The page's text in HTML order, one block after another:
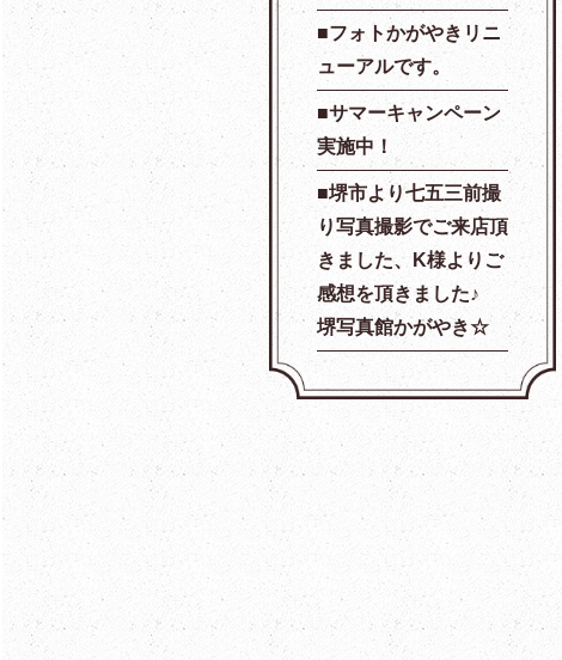
フォトかがやきリニ
ューアルです。
サマーキャンペーン
実施中！
堺市より七五三前撮
り写真撮影でご来店頂
きました、K様よりご
感想を頂きました♪
堺写真館かがやき☆